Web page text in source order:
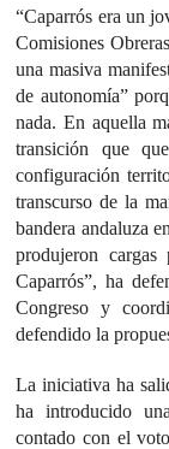
“Caparrós era un
Comisiones
una masiva
de autonomía”
nada. En aquella
transición que
configuración
transcurso de la
bandera andaluza
produjeron
Caparrós”, ha
Congreso y
defendido la
La iniciativa ha
ha introducido
contado con el